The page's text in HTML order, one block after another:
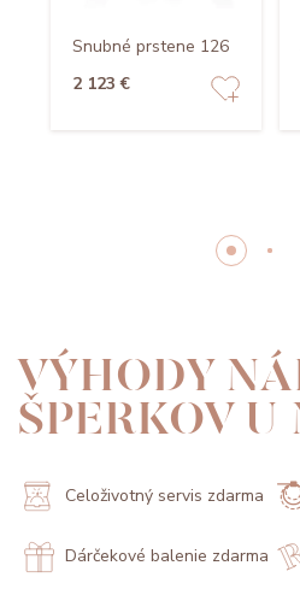
Snubné prstene 126
2 123 €
VÝHODY
ŠPERKOV U
Celoživotný servis zdarma
Dárčekové balenie zdarma